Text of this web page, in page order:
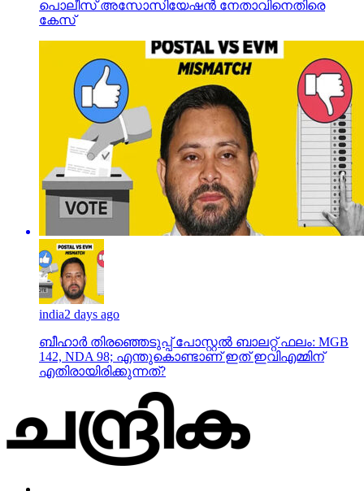
പൊലീസ് അസോസിയേഷന്‍ നേതാവിനെതിരെ
കേസ്
india2 days ago
ബീഹാർ തിരഞ്ഞെടുപ്പ് പോസ്റ്റൽ ബാലറ്റ് ഫലം: MGB
142, NDA 98; എന്തുകൊണ്ടാണ് ഇത് ഇവിഎമ്മിന്
എതിരായിരിക്കുന്നത്?